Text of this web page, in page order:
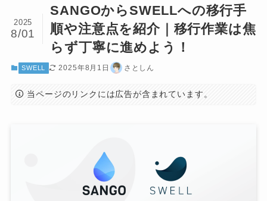
SANGOからSWELLへの移行手
順や注意点を紹介｜移行作業は焦
らず丁寧に進めよう！
2025
8/01
SWELL 2025年8月1日 さとしん
当ページのリンクには広告が含まれています。